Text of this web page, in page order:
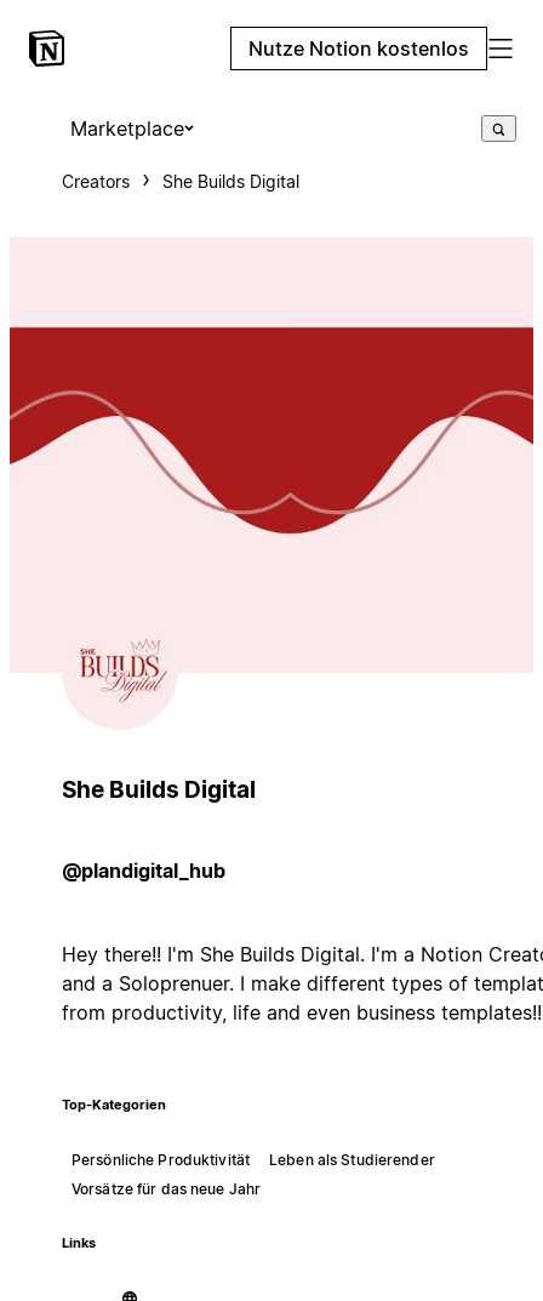
Nutze Notion kostenlos
Marketplace
Creators She Builds Digital
She Builds Digital
@plandigital_hub
Hey there!! I'm She Builds Digital. I'm a Notion
and a Soloprenuer. I make different types of
from productivity, life and even business templates!!
Top-Kategorien
Persönliche Produktivität
Leben als Studierender
Vorsätze für das neue Jahr
Links